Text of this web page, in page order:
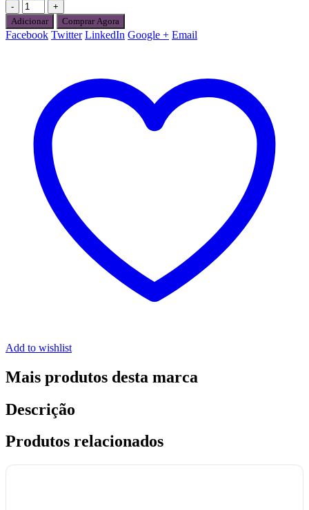
-
+
Adicionar
Comprar Agora
Facebook Twitter LinkedIn Google + Email
Add to wishlist
Mais produtos desta marca
Descrição
Produtos relacionados